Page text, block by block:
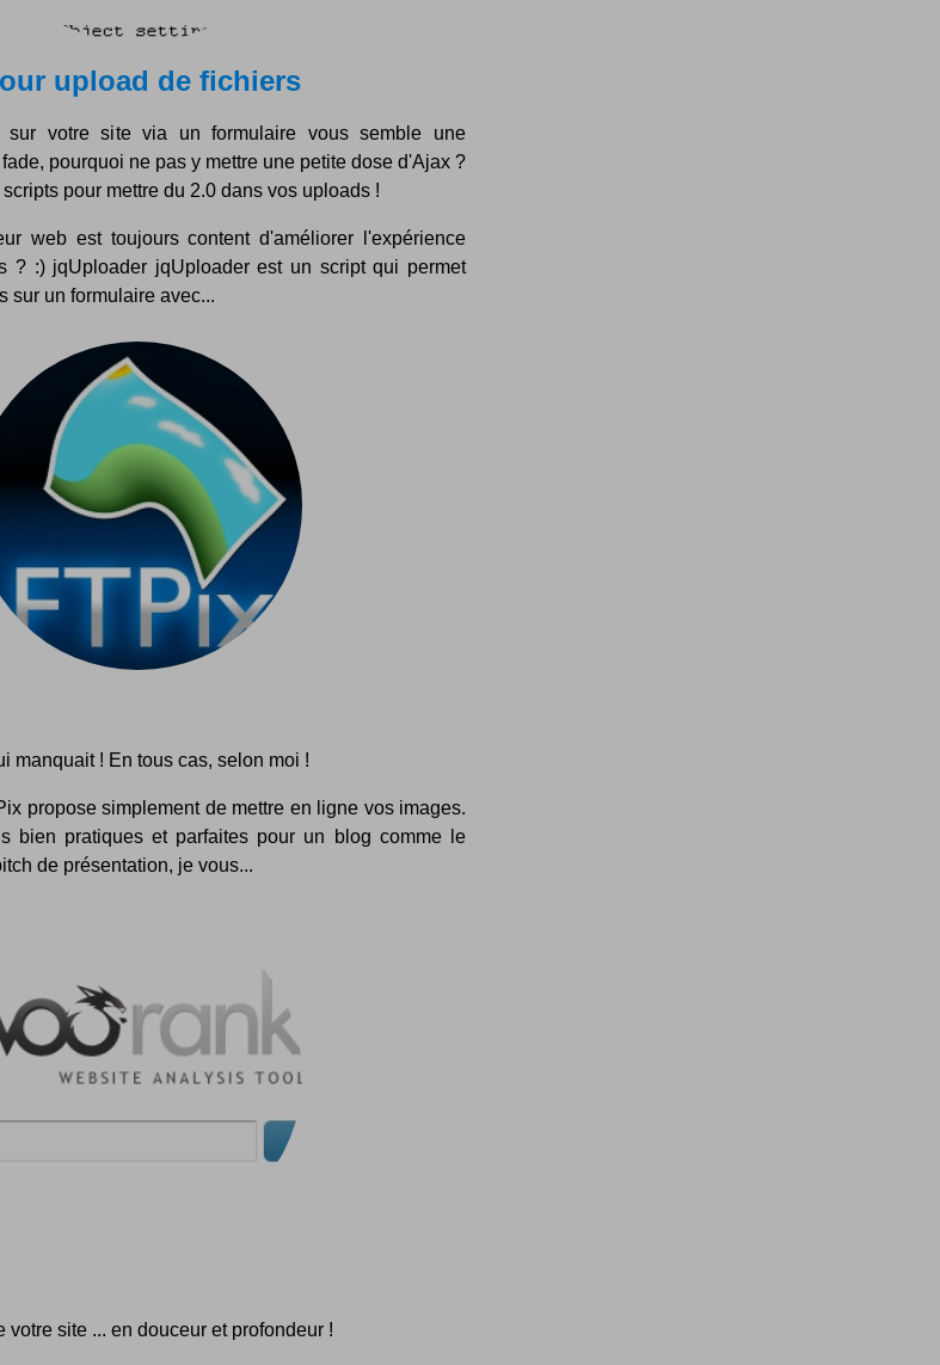
upload de fichiers
votre site via un formulaire vous semble une
pourquoi ne pas y mettre une petite dose d'Ajax ?
pour mettre du 2.0 dans vos uploads !
web est toujours content d'améliorer l'expérience
? :) jqUploader jqUploader est un script qui permet
sur un formulaire avec...
manquait ! En tous cas, selon moi !
propose simplement de mettre en ligne vos images.
bien pratiques et parfaites pour un blog comme le
de présentation, je vous...
site ... en douceur et profondeur !